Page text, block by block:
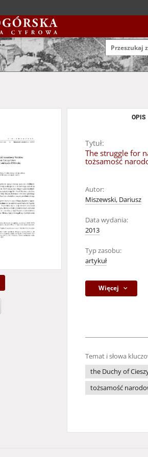
OPIS
Tytuł:
The struggle for
tożsamość
Autor:
Miszewski, Dariusz
Data wydania:
2013
Typ zasobu:
artykuł
Więcej
Temat i słowa
the Duchy of
tożsamość